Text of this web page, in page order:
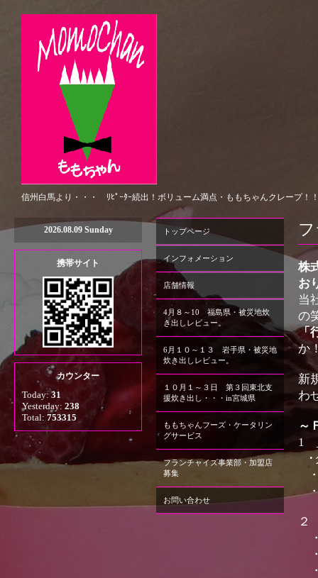
信州白馬より・・・ ﾘﾋﾟｰﾀｰ続出！ボリューム満点・ももちゃんクレープ！
株
お
当
の
「
か
新
わ
～
1
トップページ
インフォメーション
店舗情報
4月８～10 福島県・被災地炊
き出しレビュー。
6月１０～１３ 岩手県・被災地
炊き出しレビュー。
１０月１～３日 第３回東北支
援炊き出し・・・in宮城県
ももちゃんフーズ・ケータリン
グサービス
フランチャイズ事業部・加盟店
募集
お問い合わせ
2026.08.09 Sunday
携帯サイト
カウンター
Today:31
Yesterday: 238
Total: 753315